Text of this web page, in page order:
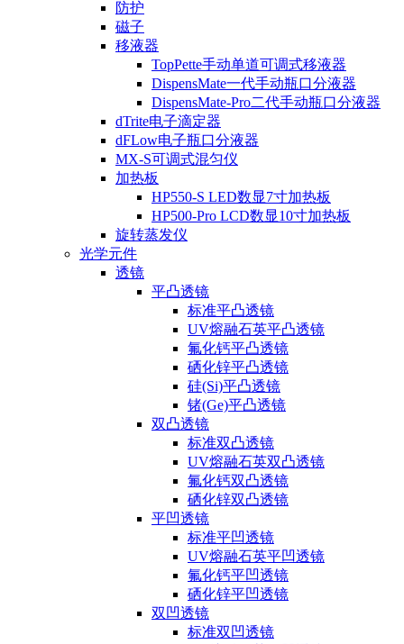
防护
磁子
移液器
TopPette手动单道可调式移液器
DispensMate一代手动瓶口分液器
DispensMate-Pro二代手动瓶口分液器
dTrite电子滴定器
dFLow电子瓶口分液器
MX-S可调式混匀仪
加热板
HP550-S LED数显7寸加热板
HP500-Pro LCD数显10寸加热板
旋转蒸发仪
光学元件
透镜
平凸透镜
标准平凸透镜
UV熔融石英平凸透镜
氟化钙平凸透镜
硒化锌平凸透镜
硅(Si)平凸透镜
锗(Ge)平凸透镜
双凸透镜
标准双凸透镜
UV熔融石英双凸透镜
氟化钙双凸透镜
硒化锌双凸透镜
平凹透镜
标准平凹透镜
UV熔融石英平凹透镜
氟化钙平凹透镜
硒化锌平凹透镜
双凹透镜
标准双凹透镜